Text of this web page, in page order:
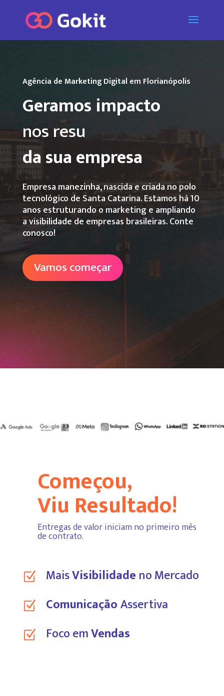
Agência de Marketing Digital em Florianópolis
Geramos impacto
nas vendas
da sua empresa
Empresa manezinha, nascida e criada no polo
tecnológico de Santa Catarina. Estamos há 10
anos estruturando o marketing e ampliando
a visibilidade de empresas brasileiras. Conte
conosco!
Vamos começar
Começou,
Viu Resultado!
Entregas de valor iniciam no primeiro mês
de contrato.
Z MaisVisibilidade no Mercado
Z ComunicaçãoAssertiva
Z Foco emVendas